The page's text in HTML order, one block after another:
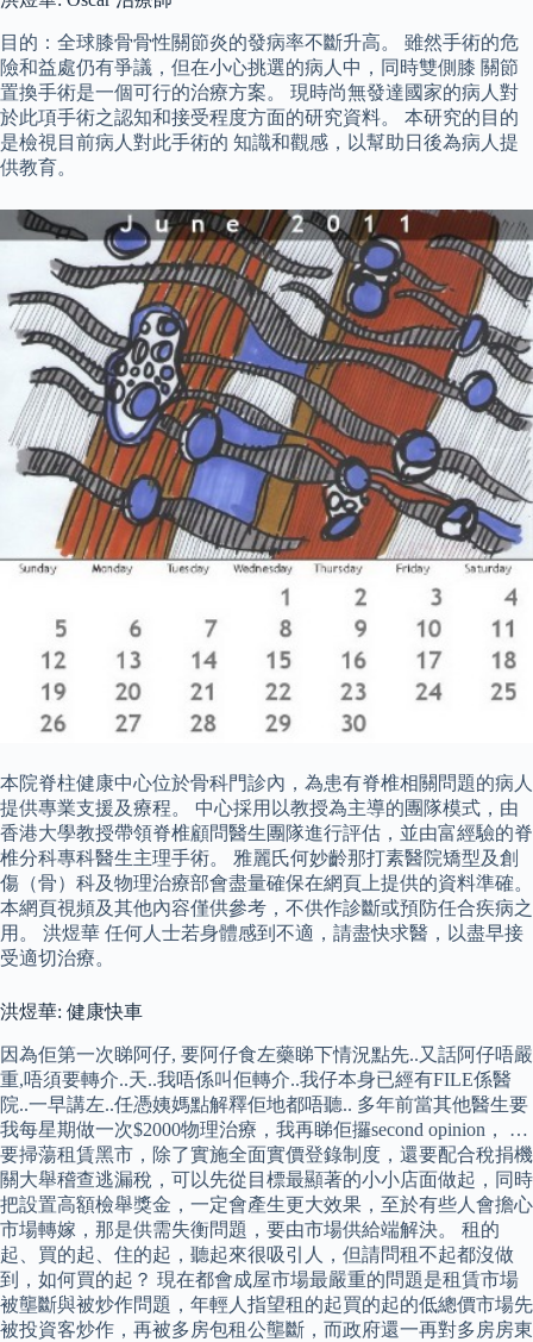
目的：全球膝骨骨性關節炎的發病率不斷升高。 雖然手術的危
險和益處仍有爭議，但在小心挑選的病人中，同時雙側膝 關節
置換手術是一個可行的治療方案。 現時尚無發達國家的病人對
於此項手術之認知和接受程度方面的研究資料。 本研究的目的
是檢視目前病人對此手術的 知識和觀感，以幫助日後為病人提
供教育。
本院脊柱健康中心位於骨科門診內，為患有脊椎相關問題的病人
提供專業支援及療程。 中心採用以教授為主導的團隊模式，由
香港大學教授帶領脊椎顧問醫生團隊進行評估，並由富經驗的脊
椎分科專科醫生主理手術。 雅麗氏何妙齡那打素醫院矯型及創
傷（骨）科及物理治療部會盡量確保在網頁上提供的資料準確。
本網頁視頻及其他內容僅供參考，不供作診斷或預防任合疾病之
用。 洪煜華 任何人士若身體感到不適，請盡快求醫，以盡早接
受適切治療。
洪煜華: 健康快車
因為佢第一次睇阿仔, 要阿仔食左藥睇下情況點先..又話阿仔唔嚴
重,唔須要轉介..天..我唔係叫佢轉介..我仔本身已經有FILE係醫
院..一早講左..任憑姨媽點解釋佢地都唔聽.. 多年前當其他醫生要
我每星期做一次$2000物理治療，我再睇佢攞second opinion， …
要掃蕩租賃黑市，除了實施全面實價登錄制度，還要配合稅捐機
關大舉稽查逃漏稅，可以先從目標最顯著的小小店面做起，同時
把設置高額檢舉獎金，一定會產生更大效果，至於有些人會擔心
市場轉嫁，那是供需失衡問題，要由市場供給端解決。 租的
起、買的起、住的起，聽起來很吸引人，但請問租不起都沒做
到，如何買的起？ 現在都會成屋市場最嚴重的問題是租賃市場
被壟斷與被炒作問題，年輕人指望租的起買的起的低總價市場先
被投資客炒作，再被多房包租公壟斷，而政府還一再對多房房東